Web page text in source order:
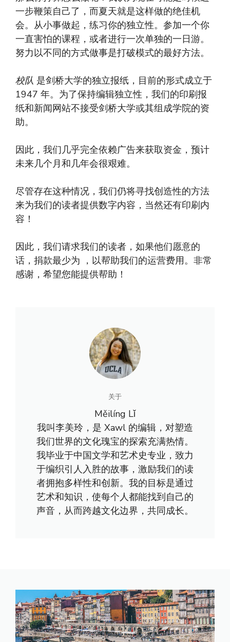
一步鞭策自己了，而夏天就是这样做的绝佳机
会。从小事做起，练习你的独立性。参加一个你
一直害怕的课程，或者进行一次单独的一日游。
努力以不同的方式做事是打破模式的最好方法。
校队 是剑桥大学的独立报纸，目前的形式成立于
1947 年。为了保持编辑独立性，我们的印刷报
纸和新闻网站不接受剑桥大学或其组成学院的资
助。
因此，我们几乎完全依赖广告来获取资金，预计
未来几个月和几年会很艰难。
尽管存在这种情况，我们仍将寻找创造性的方法
来为我们的读者提供数字内容，当然还有印刷内
容！
因此，我们请求我们的读者，如果他们愿意的
话，捐款最少为 ，以帮助我们的运营费用。非常
感谢，希望您能提供帮助！
关于
Měilíng Lǐ
我叫李美玲，是 Xawl 的编辑，对塑造
我们世界的文化瑰宝的探索充满热情。
我毕业于中国文学和艺术史专业，致力
于编织引人入胜的故事，激励我们的读
者拥抱多样性和创新。我的目标是通过
艺术和知识，使每个人都能找到自己的
声音，从而跨越文化边界，共同成长。